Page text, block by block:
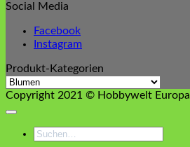
Social Media
Facebook
Instagram
Produkt-Kategorien
Copyright 2021 © Hobbywelt Europa
Suchen